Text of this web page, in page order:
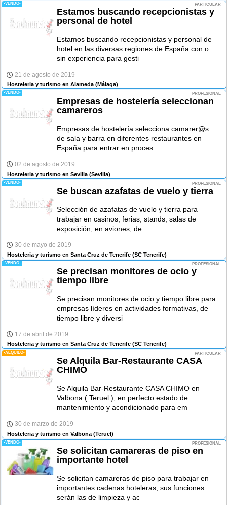
-VENDO- PARTICULAR
Estamos buscando recepcionistas y
personal de hotel
Estamos buscando recepcionistas y personal de
hotel en las diversas regiones de España con o
sin experiencia para gesti
21 de agosto de 2019
Hosteleria y turismo en Alameda (Málaga)
-VENDO- PROFESIONAL
Empresas de hostelería seleccionan
camareros
Empresas de hostelería selecciona camarer@s
de sala y barra en diferentes restaurantes en
España para entrar en proces
02 de agosto de 2019
Hosteleria y turismo en Sevilla (Sevilla)
-VENDO- PROFESIONAL
Se buscan azafatas de vuelo y tierra
Selección de azafatas de vuelo y tierra para
trabajar en casinos, ferias, stands, salas de
exposición, en aviones, de
30 de mayo de 2019
Hosteleria y turismo en Santa Cruz de Tenerife (SC Tenerife)
-VENDO- PROFESIONAL
Se precisan monitores de ocio y
tiempo libre
Se precisan monitores de ocio y tiempo libre para
empresas líderes en actividades formativas, de
tiempo libre y diversi
17 de abril de 2019
Hosteleria y turismo en Santa Cruz de Tenerife (SC Tenerife)
-ALQUILO- PARTICULAR
Se Alquila Bar-Restaurante CASA
CHIMO
Se Alquila Bar-Restaurante CASA CHIMO en
Valbona ( Teruel ), en perfecto estado de
mantenimiento y acondicionado para em
30 de marzo de 2019
Hosteleria y turismo en Valbona (Teruel)
-VENDO- PROFESIONAL
Se solicitan camareras de piso en
importante hotel
Se solicitan camareras de piso para trabajar en
importantes cadenas hoteleras, sus funciones
serán las de limpieza y ac